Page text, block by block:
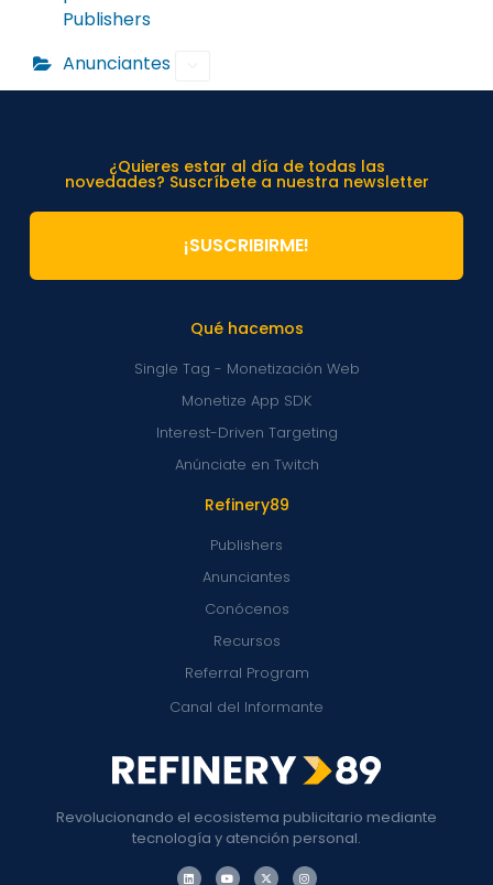
Publishers
Anunciantes
Revolucionando el ecosistema publicitario mediante
tecnología y atención personal.
Refinery89
Publishers
Anunciantes
Conócenos
Recursos
Referral Program
Canal del Informante
Qué hacemos
Single Tag - Monetización Web
Monetize App SDK
Interest-Driven Targeting
Anúnciate en Twitch
¿Quieres estar al día de todas las
novedades? Suscríbete a nuestra newsletter
¡SUSCRIBIRME!